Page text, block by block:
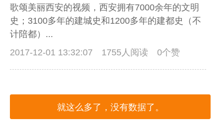
歌颂美丽西安的视频，西安拥有7000余年的文明
史；3100多年的建城史和1200多年的建都史（不
计陪都）...
2017-12-01 13:32:07
1755人阅读 0个赞
就这么多了，没有数据了。